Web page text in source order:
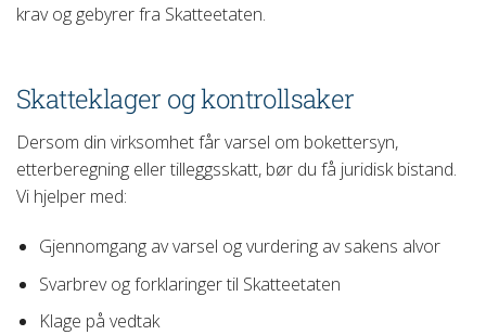
krav og gebyrer fra Skatteetaten.
Skatteklager og kontrollsaker
Dersom din virksomhet får varsel om bokettersyn,
etterberegning eller tilleggsskatt, bør du få juridisk bistand.
Vi hjelper med:
Gjennomgang av varsel og vurdering av sakens alvor
Svarbrev og forklaringer til Skatteetaten
Klage på vedtak